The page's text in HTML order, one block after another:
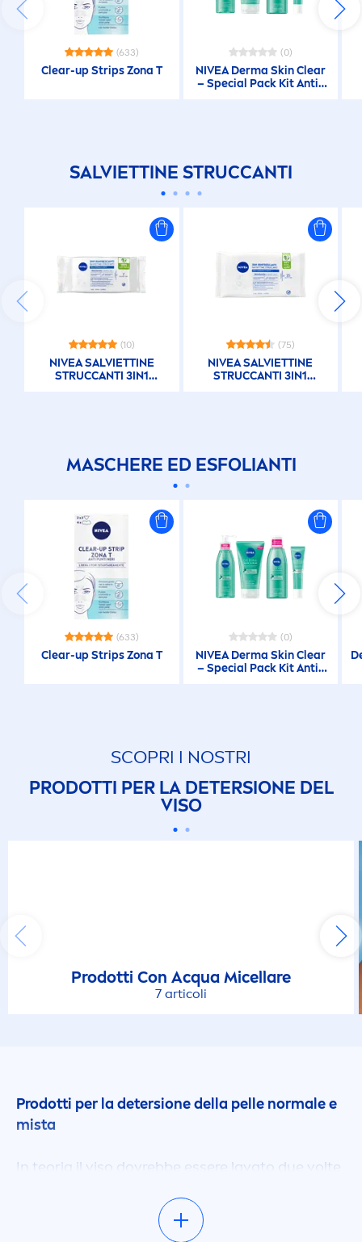
(633)
Clear-up Strips Zona T
(0)
NIVEADerma SkinClear
– Special Pack Kit Anti-
SALVIETTINE STRUCCANTI
(10)
NIVEASALVIETTINE
STRUCCANTI 3IN1
(75)
NIVEASALVIETTINE
STRUCCANTI 3IN1
MASCHERE ED ESFOLIANTI
(633)
Clear-up Strips Zona T
(0)
NIVEADerma SkinClear
– Special Pack Kit Anti-
SCOPRI I NOSTRI
PRODOTTI PER LA DETERSIONE DEL
VISO
Prodotti Con Acqua Micellare
7 articoli
Prodotti per la detersione della pelle normale e
mista
In teoria il viso dovrebbe essere lavato due volte
è in grado di detergere la pelle in modo
affidabile, mantenendone il